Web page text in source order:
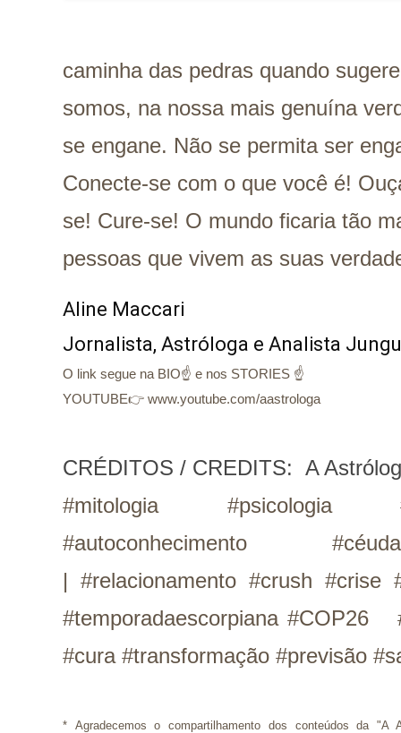
caminha das pedras quando
somos, na nossa mais genuína
se engane. Não se permita ser
Conecte-se com o que você é!
se! Cure-se! O mundo ficaria tão
pessoas que vivem as suas
Aline Maccari
Jornalista, Astróloga e Analista
O link segue na BIO☝ e nos STORIES ☝
YOUTUBE👉 www.youtube.com/aastrologa
CRÉDITOS / CREDITS:
A
#mitologia #psicologia
#autoconhecimento
| #relacionamento #crush #crise
#temporadaescorpiana #COP26
#cura #transformação #previsão
* Agradecemos o compartilhamento dos conteúdos da